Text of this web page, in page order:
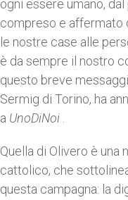
ogni essere umano,
compreso e affermato
le nostre case alle
è da sempre il nostro
questo breve
Sermig di Torino, ha
a UnoDiNoi
Quella di Olivero è una
cattolico, che
questa campagna: la